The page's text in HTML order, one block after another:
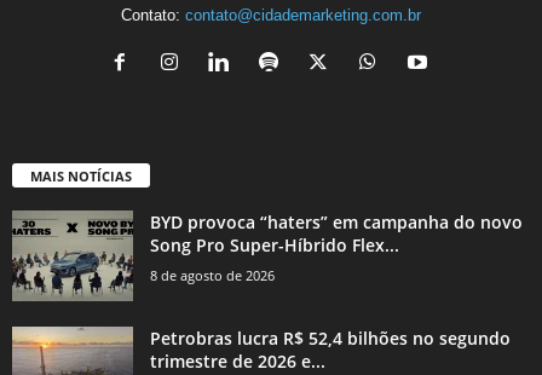
Contato: contato@cidademarketing.com.br
MAIS NOTÍCIAS
BYD provoca “haters” em campanha do novo
Song Pro Super-Híbrido Flex...
8 de agosto de 2026
Petrobras lucra R$ 52,4 bilhões no segundo
trimestre de 2026 e...